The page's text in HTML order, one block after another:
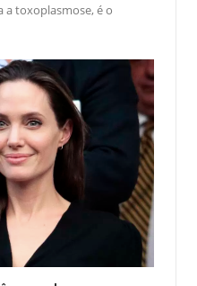
a toxoplasmose, é o